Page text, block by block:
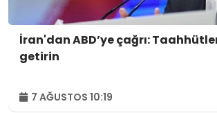
İran'dan ABD’ye çağrı:
getirin
7 AĞUSTOS 10:19